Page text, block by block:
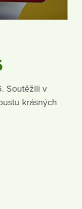
Soutěžili v
krásných